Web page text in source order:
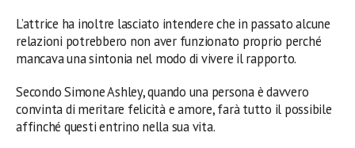
L’attrice ha inoltre lasciato intendere che in passato alcune
relazioni potrebbero non aver funzionato proprio perché
mancava una sintonia nel modo di vivere il rapporto.
Secondo Simone Ashley, quando una persona è davvero
convinta di meritare felicità e amore, farà tutto il possibile
affinché questi entrino nella sua vita.